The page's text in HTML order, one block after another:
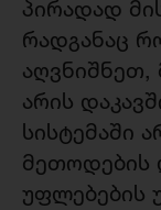
პირადად
რადგანაც
არის
სისტემაში
მეთოდების
უფლებების